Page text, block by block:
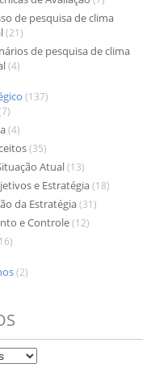
de pesquisa de clima
(21)
de pesquisa de clima
(4)
(137)
(4)
(35)
Atual(13)
e Estratégia(18)
da Estratégia(31)
e Controle(12)
(2)